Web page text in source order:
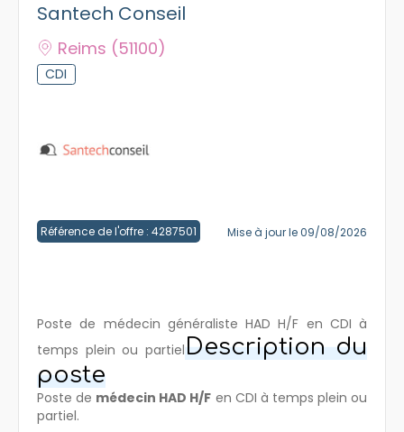
Santech Conseil
Reims (51100)
CDI
Référence de l'offre : 4287501 Mise à jour le 09/08/2026
Poste de médecin généraliste HAD H/F en CDI à
temps plein ou partielDescription du
poste
Poste de médecin HAD H/F en CDI à temps plein ou
partiel.